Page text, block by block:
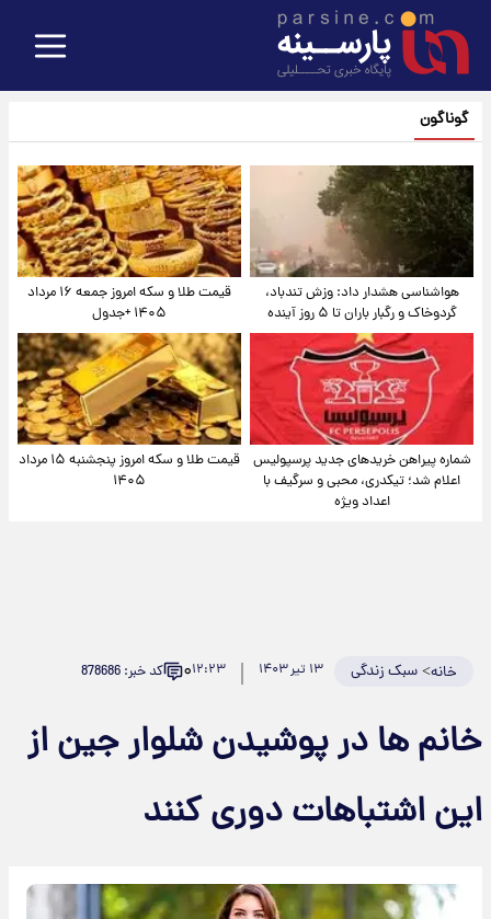
گوناگون
هواشناسی هشدار داد: وزش تندباد،
گردوخاک و رگبار باران تا ۵ روز آینده
قیمت طلا و سکه امروز جمعه ۱۶ مرداد
۱۴۰۵ +جدول
شماره پیراهن خریدهای جدید پرسپولیس
اعلام شد؛ تیکدری، محبی و سرگیف با
اعداد ویژه
قیمت طلا و سکه امروز پنجشنبه ۱۵ مرداد
۱۴۰۵
خانه>سبک زندگی ۱۳ تیر ۱۴۰۳ ۱۲:۲۳۰ کد خبر: 878686
خانم ها در پوشیدن شلوار جین از
این اشتباهات دوری کنند